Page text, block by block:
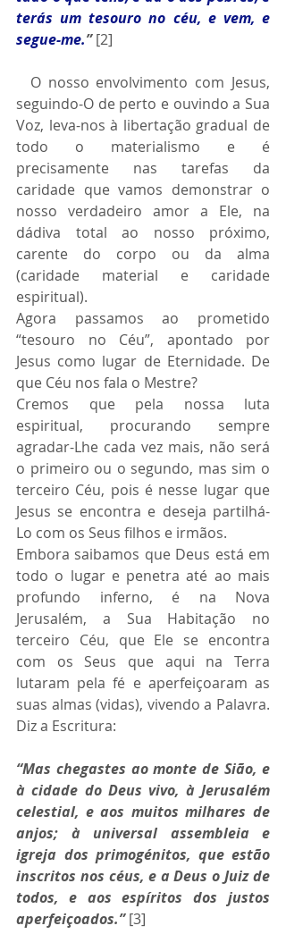
terás um tesouro no céu, e vem, e
segue-me.” [2]
seguindo-O de perto e ouvindo a Sua
Voz, leva-nos à libertação gradual de
todo o materialismo e é
precisamente nas tarefas da
caridade que vamos demonstrar o
nosso verdadeiro amor a Ele, na
dádiva total ao nosso próximo,
carente do corpo ou da alma
(caridade material e caridade
espiritual).
Agora passamos ao prometido
“tesouro no Céu”, apontado por
Jesus como lugar de Eternidade. De
que Céu nos fala o Mestre?
Cremos que pela nossa luta
espiritual, procurando sempre
agradar-Lhe cada vez mais, não será
o primeiro ou o segundo, mas sim o
terceiro Céu, pois é nesse lugar que
Jesus se encontra e deseja partilhá-
Lo com os Seus filhos e irmãos.
Embora saibamos que Deus está em
todo o lugar e penetra até ao mais
profundo inferno, é na Nova
Jerusalém, a Sua Habitação no
terceiro Céu, que Ele se encontra
com os Seus que aqui na Terra
lutaram pela fé e aperfeiçoaram as
suas almas (vidas), vivendo a Palavra.
Diz a Escritura:
“Mas chegastes ao monte de Sião, e
à cidade do Deus vivo, à Jerusalém
celestial, e aos muitos milhares de
anjos; à universal assembleia e
igreja dos primogénitos, que estão
inscritos nos céus, e a Deus o Juiz de
todos, e aos espíritos dos justos
aperfeiçoados.” [3]